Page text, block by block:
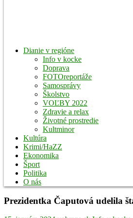
Dianie v regióne
Info v kocke
Doprava
FOTOreportáže
Samosprávy
Školstvo
VOĽBY 2022
Zdravie a relax
Životné prostredie
Kultminor
Kultúra
Krimi/HaZZ
Ekonomika
Šport
Politika
O nás
Prezidentka Čaputová udelila